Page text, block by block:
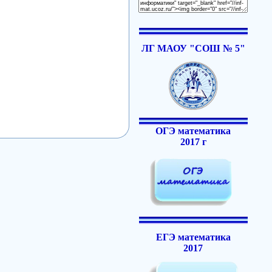
ЛГ МАОУ "СОШ № 5"
ОГЭ математика
2017 г
ЕГЭ математика
2017